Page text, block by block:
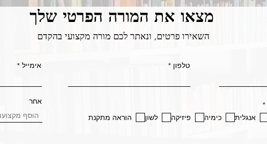
מצאו את המורה הפרטי שלך
השאירו פרטים, ונאתר לכם מורה מקצועי בהקדם
טלפון אימייל
*
ח
ו
אנגלית כימיה פיזיקה לשון הוראה מתקנת
אחר